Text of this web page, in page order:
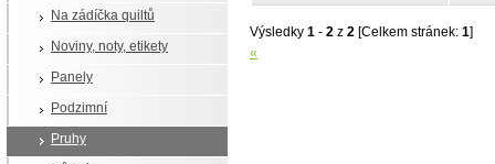
Na zádíčka quiltů
Noviny, noty, etikety
Panely
Podzimní
Pruhy
Výsledky 1 - 2 z 2 [Celkem stránek: 1]
«